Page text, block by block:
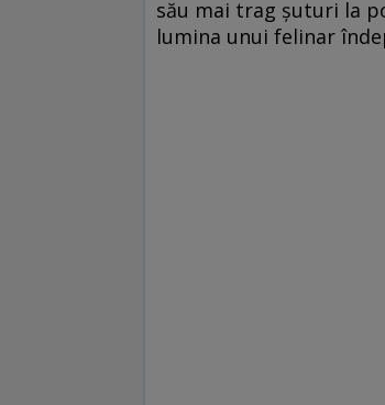
său mai trag şuturi la
lumina unui felinar